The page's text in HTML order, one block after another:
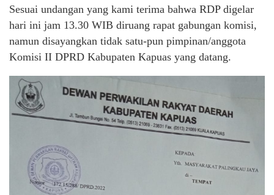
Sesuai undangan yang kami terima bahwa RDP digelar
hari ini jam 13.30 WIB diruang rapat gabungan komisi,
namun disayangkan tidak satu-pun pimpinan/anggota
Komisi II DPRD Kabupaten Kapuas yang datang.